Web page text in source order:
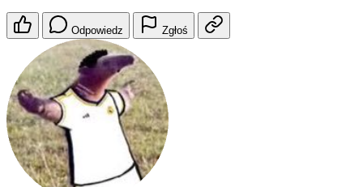
Odpowiedz Zgłoś